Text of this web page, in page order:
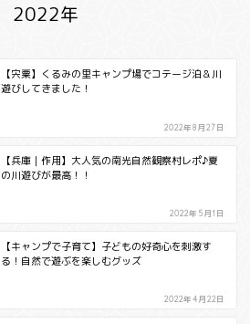
2022年
【宍粟】くるみの里キャンプ場でコテージ泊＆川
遊びしてきました！
2022年8月27日
【兵庫｜作用】大人気の南光自然観察村レポ♪夏
の川遊びが最高！！
2022年5月1日
【キャンプで子育て】子どもの好奇心を刺激す
る！自然で遊ぶを楽しむグッズ
2022年4月22日